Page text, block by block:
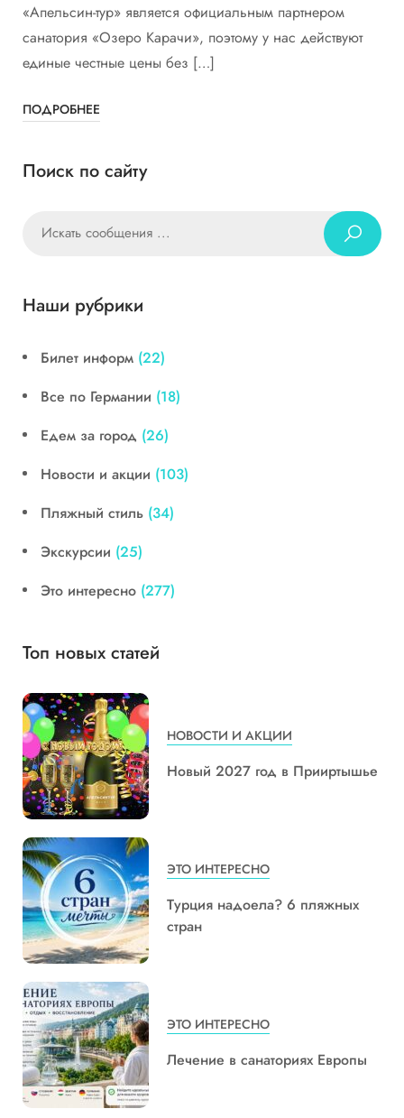
«Апельсин-тур» является официальным партнером
санатория «Озеро Карачи», поэтому у нас действуют
единые честные цены без […]
ПОДРОБНЕЕ
Поиск по сайту
Наши рубрики
Билет информ (22)
Все по Германии (18)
Едем за город (26)
Новости и акции (103)
Пляжный стиль (34)
Экскурсии (25)
Это интересно (277)
Топ новых статей
НОВОСТИ И АКЦИИ
Новый 2027 год в Прииртышье
ЭТО ИНТЕРЕСНО
Турция надоела? 6 пляжных
стран
ЭТО ИНТЕРЕСНО
Лечение в санаториях Европы